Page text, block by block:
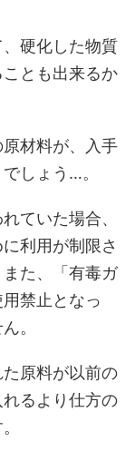
硬化した物質
とも出来るか
材料が、入手
しょう…。
ていた場合、
利用が制限さ
た、「有毒ガ
禁止となっ
。
原料が以前の
るより仕方の